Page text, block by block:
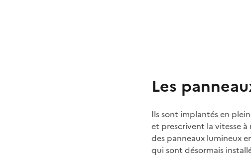
Les
Ils sont implantés en
et prescrivent la vitesse à
des panneaux lumineux
qui sont désormais